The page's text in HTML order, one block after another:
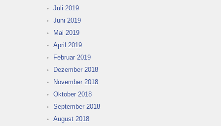
Juli 2019
Juni 2019
Mai 2019
April 2019
Februar 2019
Dezember 2018
November 2018
Oktober 2018
September 2018
August 2018